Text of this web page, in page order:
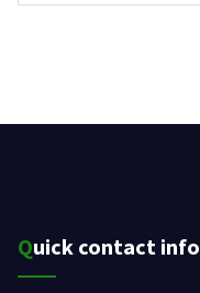
Quick contact info